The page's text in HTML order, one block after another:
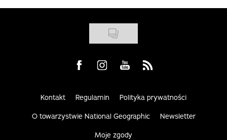
Visit us on Facebook
Visit us on Instagram
Visit us on Youtube
Visit us on Rss
Kontakt Regulamin Polityka prywatności
O towarzystwie National Geographic Newsletter
Moje zgody